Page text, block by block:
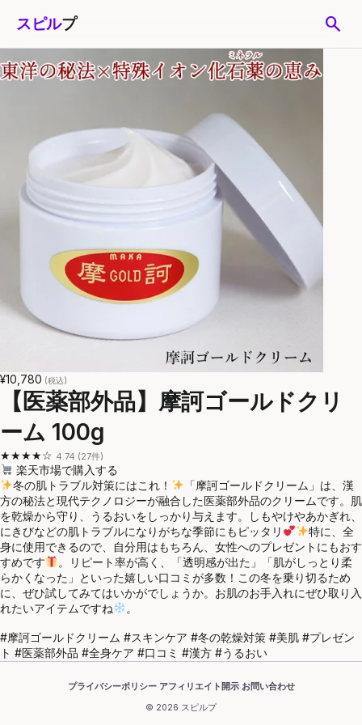
スピルプ search
¥10,780 (税込)
【医薬部外品】摩訶ゴールドクリ
ーム 100g
★★★★☆ 4.74 (27件)
楽天市場で購入する
冬の肌トラブル対策にはこれ！
「摩訶ゴールドクリーム」は、漢
方の秘法と現代テクノロジーが融合した医薬部外品のクリームです。肌
を乾燥から守り、うるおいをしっかり与えます。しもやけやあかぎれ、
にきびなどの肌トラブルになりがちな季節にもピッタリ
特に、全
身に使用できるので、自分用はもちろん、女性へのプレゼントにもおす
すめです
。リピート率が高く、「透明感が出た」「肌がしっとり柔
らかくなった」といった嬉しい口コミが多数！この冬を乗り切るため
に、ぜひ試してみてはいかがでしょうか。お肌のお手入れにぜひ取り入
れたいアイテムですね
。
#摩訶ゴールドクリーム #スキンケア #冬の乾燥対策 #美肌 #プレゼン
ト #医薬部外品 #全身ケア #口コミ #漢方 #うるおい
プライバシーポリシー·アフィリエイト開示·お問い合わせ
© 2026 スピルプ